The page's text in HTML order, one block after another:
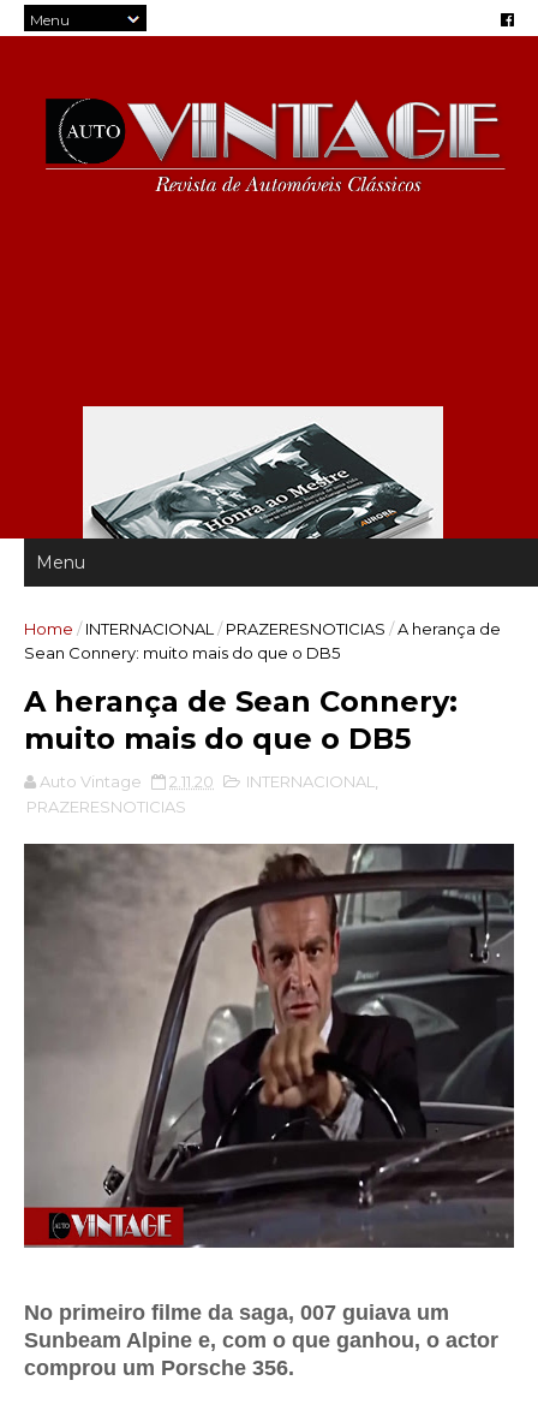
Home / INTERNACIONAL / PRAZERESNOTICIAS /A herança de
Sean Connery: muito mais do que o DB5
A herança de Sean Connery:
muito mais do que o DB5
Auto Vintage 2.11.20 INTERNACIONAL
PRAZERESNOTICIAS
No primeiro filme da saga, 007 guiava um
Sunbeam Alpine e, com o que ganhou, o actor
comprou um Porsche 356.